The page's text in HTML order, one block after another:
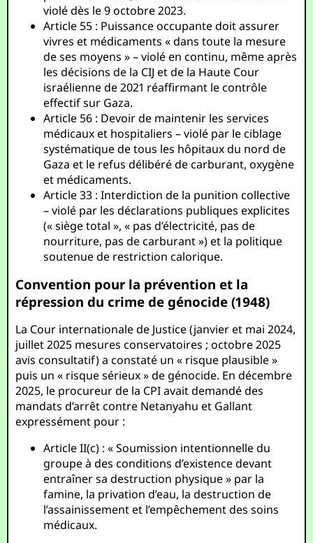
violé dès le 9 octobre 2023.
Article 55 : Puissance occupante doit assurer
vivres et médicaments « dans toute la mesure
de ses moyens » – violé en continu, même après
les décisions de la CIJ et de la Haute Cour
israélienne de 2021 réaffirmant le contrôle
effectif sur Gaza.
Article 56 : Devoir de maintenir les services
médicaux et hospitaliers – violé par le ciblage
systématique de tous les hôpitaux du nord de
Gaza et le refus délibéré de carburant, oxygène
et médicaments.
Article 33 : Interdiction de la punition collective
– violé par les déclarations publiques explicites
(« siège total », « pas d’électricité, pas de
nourriture, pas de carburant ») et la politique
soutenue de restriction calorique.
Convention pour la prévention et la
répression du crime de génocide (1948)
La Cour internationale de Justice (janvier et mai 2024,
juillet 2025 mesures conservatoires ; octobre 2025
avis consultatif) a constaté un « risque plausible »
puis un « risque sérieux » de génocide. En décembre
2025, le procureur de la CPI avait demandé des
mandats d’arrêt contre Netanyahu et Gallant
expressément pour :
Article II(c) : « Soumission intentionnelle du
groupe à des conditions d’existence devant
entraîner sa destruction physique » par la
famine, la privation d’eau, la destruction de
l’assainissement et l’empêchement des soins
médicaux.